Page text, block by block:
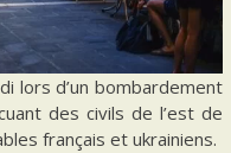
lors d’un bombardement
des civils de l’est de
français et ukrainiens.